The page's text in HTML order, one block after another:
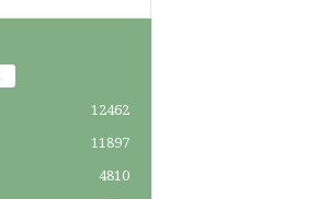
12462
11897
4810